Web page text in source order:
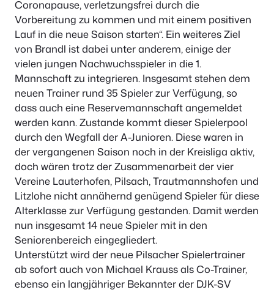
Coronapause, verletzungsfrei durch die
Vorbereitung zu kommen und mit einem positiven
Lauf in die neue Saison starten“. Ein weiteres Ziel
von Brandl ist dabei unter anderem, einige der
vielen jungen Nachwuchsspieler in die 1.
Mannschaft zu integrieren. Insgesamt stehen dem
neuen Trainer rund 35 Spieler zur Verfügung, so
dass auch eine Reservemannschaft angemeldet
werden kann. Zustande kommt dieser Spielerpool
durch den Wegfall der A-Junioren. Diese waren in
der vergangenen Saison noch in der Kreisliga aktiv,
doch wären trotz der Zusammenarbeit der vier
Vereine Lauterhofen, Pilsach, Trautmannshofen und
Litzlohe nicht annähernd genügend Spieler für diese
Alterklasse zur Verfügung gestanden. Damit werden
nun insgesamt 14 neue Spieler mit in den
Seniorenbereich eingegliedert.
Unterstützt wird der neue Pilsacher Spielertrainer
ab sofort auch von Michael Krauss als Co-Trainer,
ebenso ein langjähriger Bekannter der DJK-SV